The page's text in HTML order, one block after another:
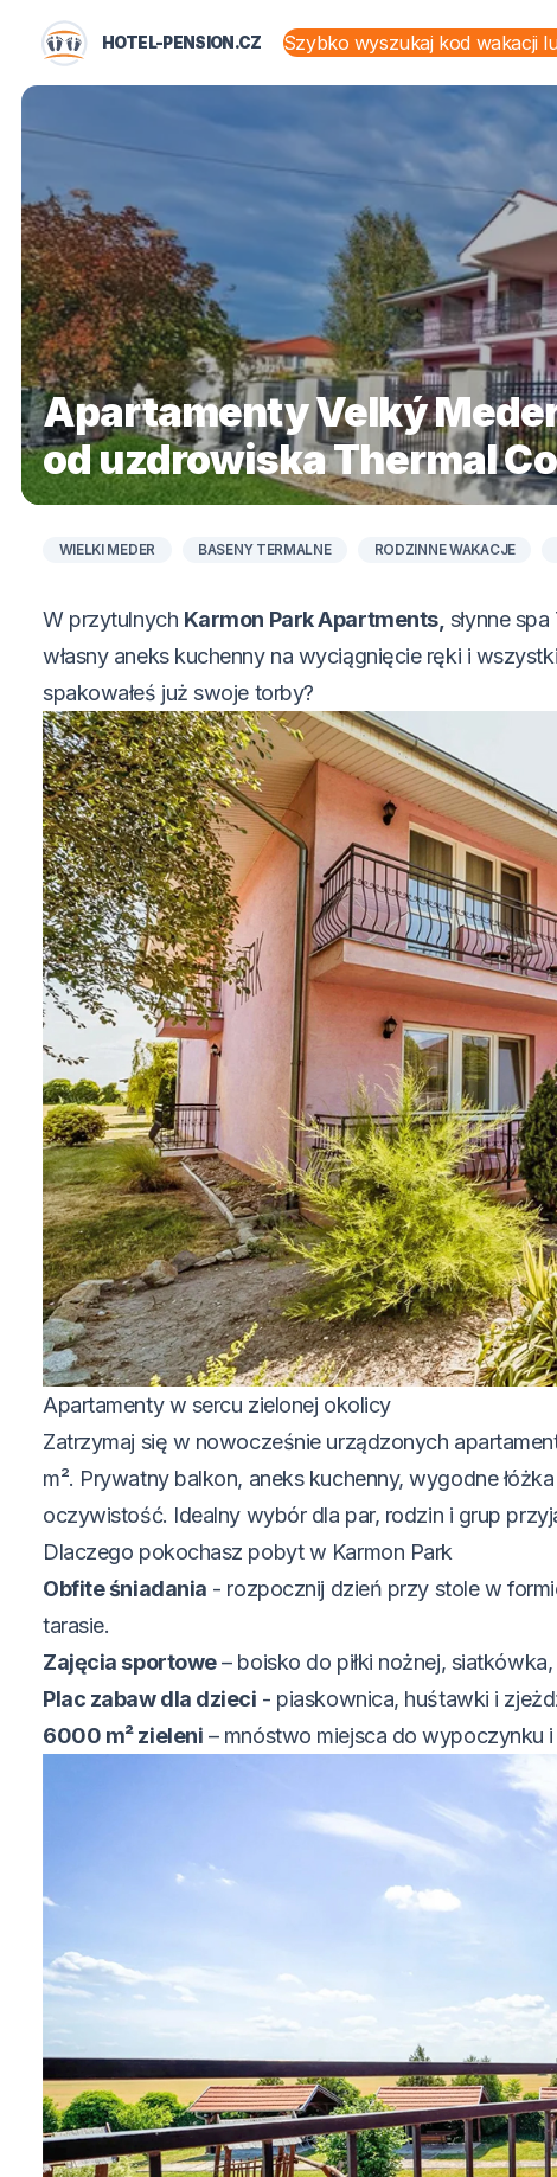
HOTEL-PENSION.CZ
STANY I TERYTORIA
Apartamenty Velký
od uzdrowiska Thermal
WIELKI MEDER BASENY TERMALNE RODZINNE WAKACJE
W przytulnych Karmon Park Apartments, słynne
własny aneks kuchenny na wyciągnięcie ręki i
spakowałeś już swoje torby?
Apartamenty w sercu zielonej okolicy
Zatrzymaj się w nowocześnie urządzonych
m². Prywatny balkon, aneks kuchenny, wygodne
oczywistość. Idealny wybór dla par, rodzin i grup
Dlaczego pokochasz pobyt w Karmon Park
Obfite śniadania - rozpocznij dzień przy stole w
tarasie.
Zajęcia sportowe– boisko do piłki nożnej, siatkówka,
Plac zabaw dla dzieci - piaskownica, huśtawki i
6000 m² zieleni – mnóstwo miejsca do wypoczynku